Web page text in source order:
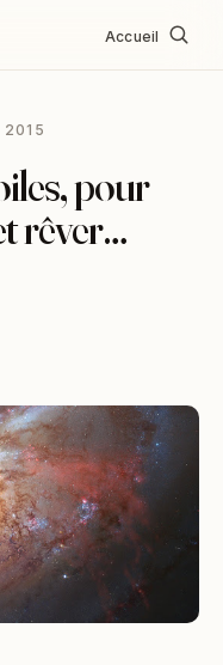
Accueil
2015
pour
rêver…